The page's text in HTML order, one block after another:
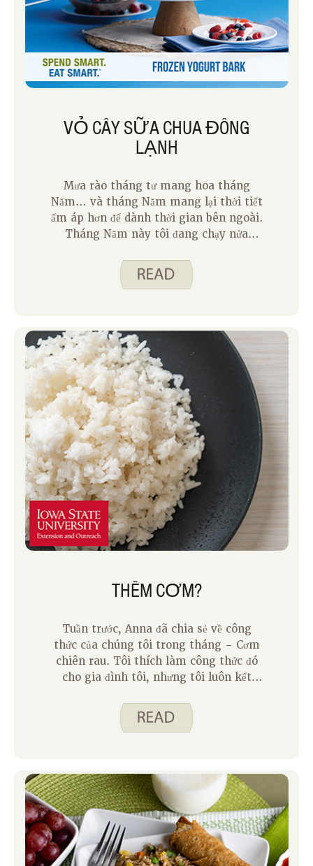
VỎ CÂY SỮA CHUA ĐÔNG
LẠNH
Mưa rào tháng tư mang hoa tháng
Năm… và tháng Năm mang lại thời tiết
ấm áp hơn để dành thời gian bên ngoài.
Tháng Năm này tôi đang chạy nửa
động bổ sung này, tôi cần thêm bữa ăn
và đồ ăn nhẹ để vượt qua cả ngày. Một
Năm của chúng tôi trong tháng. Nó là
món ăn nhẹ hoàn hảo sau một thời gian
dài nóng bức.
THÊM CƠM?
Tuần trước, Anna đã chia sẻ về công
thức của chúng tôi trong tháng – Cơm
chiên rau. Tôi thích làm công thức đó
cho gia đình tôi, nhưng tôi luôn kết
nhiều cách để sử dụng cơm nấu chín còn
sót lại. Trước khi chúng tôi bắt đầu
cấp các mẹo dưới đây để bảo quản cơm
nấu chín an toàn: